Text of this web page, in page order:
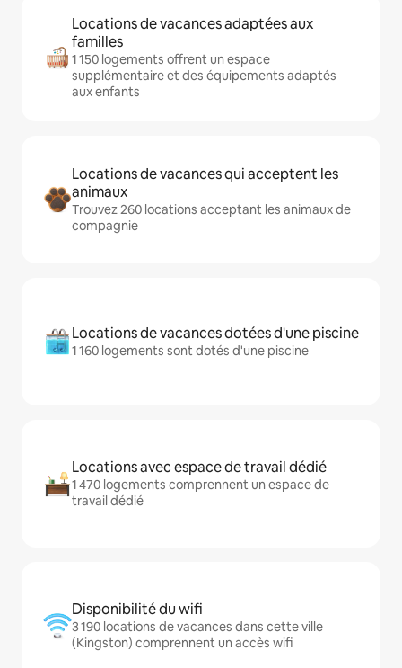
Locations de vacances adaptées aux
familles
1 150 logements offrent un espace
supplémentaire et des équipements adaptés
aux enfants
Locations de vacances qui acceptent les
animaux
Trouvez 260 locations acceptant les animaux de
compagnie
Locations de vacances dotées d'une piscine
1 160 logements sont dotés d'une piscine
Locations avec espace de travail dédié
1 470 logements comprennent un espace de
travail dédié
Disponibilité du wifi
3 190 locations de vacances dans cette ville
(Kingston) comprennent un accès wifi